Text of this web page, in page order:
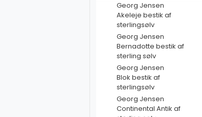
Georg Jensen
Akeleje bestik af
sterlingsølv
Georg Jensen
Bernadotte bestik af
sterling sølv
Georg Jensen
Blok bestik af
sterlingsølv
Georg Jensen
Continental Antik af